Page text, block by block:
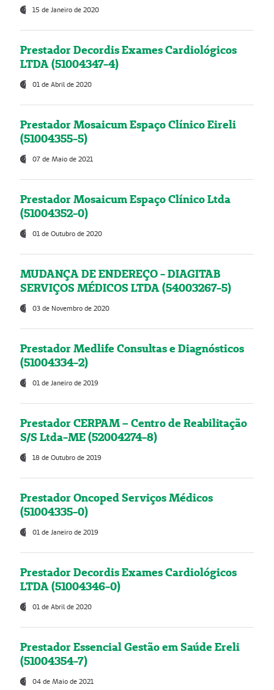
15 de Janeiro de 2020
Prestador Decordis Exames Cardiológicos
LTDA (51004347-4)
01 de Abril de 2020
Prestador Mosaicum Espaço Clínico Eireli
(51004355-5)
07 de Maio de 2021
Prestador Mosaicum Espaço Clínico Ltda
(51004352-0)
01 de Outubro de 2020
MUDANÇA DE ENDEREÇO - DIAGITAB
SERVIÇOS MÉDICOS LTDA (54003267-5)
03 de Novembro de 2020
Prestador Medlife Consultas e Diagnósticos
(51004334-2)
01 de Janeiro de 2019
Prestador CERPAM – Centro de Reabilitação
S/S Ltda-ME (52004274-8)
18 de Outubro de 2019
Prestador Oncoped Serviços Médicos
(51004335-0)
01 de Janeiro de 2019
Prestador Decordis Exames Cardiológicos
LTDA (51004346-0)
01 de Abril de 2020
Prestador Essencial Gestão em Saúde Ereli
(51004354-7)
04 de Maio de 2021